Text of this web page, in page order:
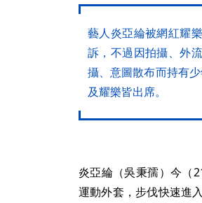
藝人炎亞綸被網紅耀
訴，不過因拍攝、外
攝、意圖散布而持有
及耀樂皆出席。
炎亞綸（吳秉孺）今（
運動外套，步伐快速進